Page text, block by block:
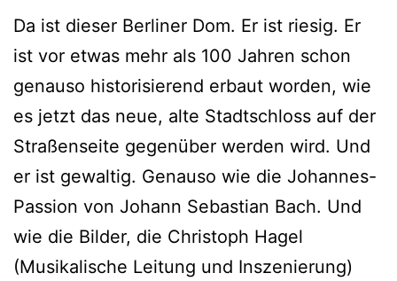
Da ist dieser Berliner Dom. Er ist riesig. Er
ist vor etwas mehr als 100 Jahren schon
genauso historisierend erbaut worden, wie
es jetzt das neue, alte Stadtschloss auf der
Straßenseite gegenüber werden wird. Und
er ist gewaltig. Genauso wie die Johannes-
Passion von Johann Sebastian Bach. Und
wie die Bilder, die Christoph Hagel
(Musikalische Leitung und Inszenierung)